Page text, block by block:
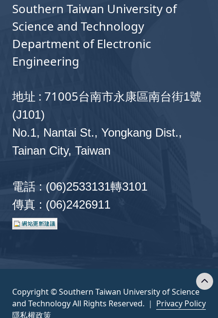
Southern Taiwan University of
Science and Technology
Department of Electronic
Engineering
地址 : 71005台南市永康區南台街1號
(J101)
No.1, Nantai St., Yongkang Dist.,
Tainan City, Taiwan
電話 : (06)2533131轉3101
傳真 : (06)2426911
Copyright © Southern Taiwan University of Science
and Technology All Rights Reserved. ｜ Privacy Policy
隱私權政策